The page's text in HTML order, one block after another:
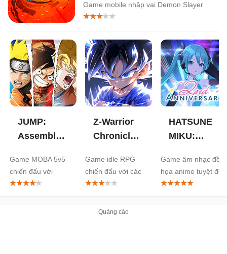
Game mobile nhập vai Demon Slayer
JUMP:
Assemble
Android
Game MOBA 5v5
chiến đấu với
Naruto, Son Goku,
Z-Warrior
Chronicles
Android
Game idle RPG
chiến đấu với các
anh hùng anime
HATSUNE
MIKU:
STAGE!
cho
Game âm nhạc đồ
họa anime tuyệt đẹp